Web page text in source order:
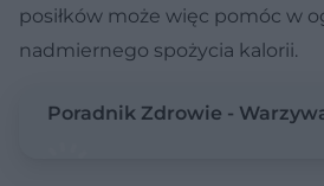
posiłków może więc pomóc w
nadmiernego spożycia kalorii.
Poradnik Zdrowie -